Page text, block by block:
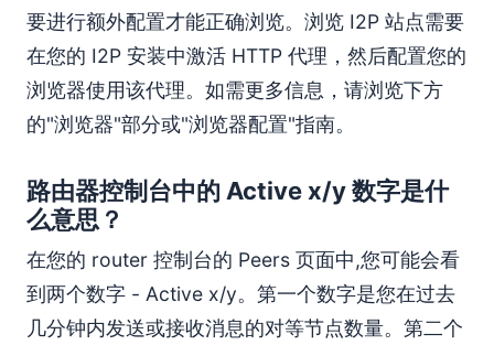
要进行额外配置才能正确浏览。浏览 I2P 站点需要
在您的 I2P 安装中激活 HTTP 代理，然后配置您的
浏览器使用该代理。如需更多信息，请浏览下方
的"浏览器"部分或"浏览器配置"指南。
路由器控制台中的 Active x/y 数字是什
么意思？
在您的 router 控制台的 Peers 页面中,您可能会看
到两个数字 - Active x/y。第一个数字是您在过去
几分钟内发送或接收消息的对等节点数量。第二个